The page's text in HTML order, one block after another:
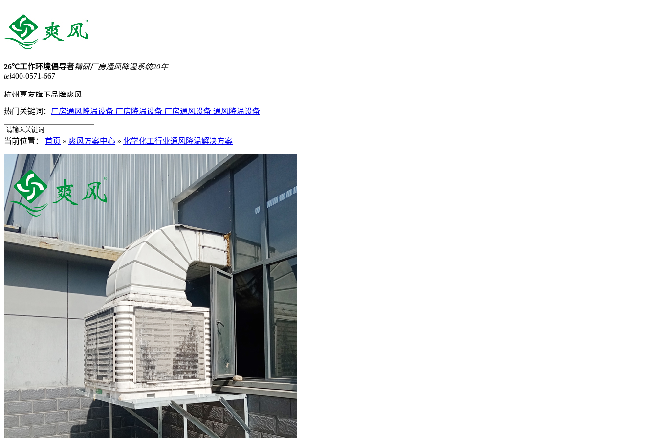
26℃工作环境倡导者精研厂房通风降温系统20年
tel400-0571-667
杭州嘉友旗下品牌爽风
15168257898
网站收藏
蒸发式冷气机
工业大吊扇
负压风机
工业省电空调
产品中心
厂房降温方案
资讯中心
关于爽风
联系爽风
热门关键词： 厂房通风降温设备 厂房降温设备 厂房通风设备 通风降温设备
当前位置： 首页 » 爽风方案中心 » 化学化工行业通风降温解决方案